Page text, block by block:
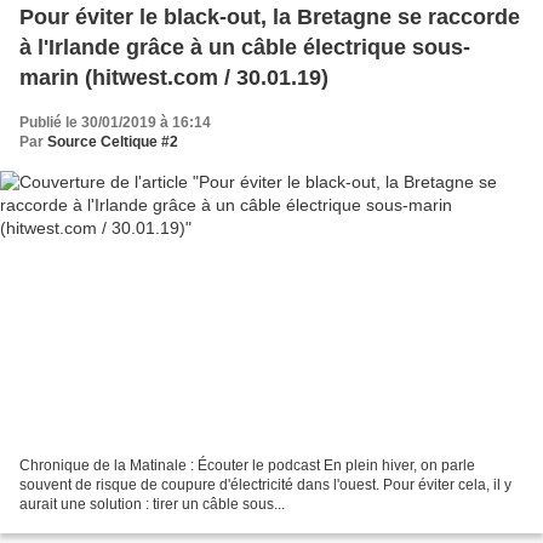
Pour éviter le black-out, la Bretagne se raccorde
à l'Irlande grâce à un câble électrique sous-
marin (hitwest.com / 30.01.19)
Publié le 30/01/2019 à 16:14
Par Source Celtique #2
Chronique de la Matinale : Écouter le podcast En plein hiver, on parle
souvent de risque de coupure d'électricité dans l'ouest. Pour éviter cela, il y
aurait une solution : tirer un câble sous...